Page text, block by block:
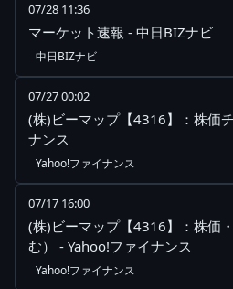
07/28 11:36
マーケット速報 - 中日BIZナビ
中日BIZナビ
07/27 00:02
(株)ビーマップ【4316】：株価
ナンス
Yahoo!ファイナンス
07/17 16:00
(株)ビーマップ【4316】：株価
む） - Yahoo!ファイナンス
Yahoo!ファイナンス